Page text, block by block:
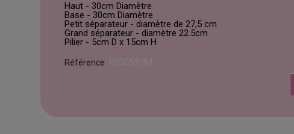
Haut - 30cm Diamètre
Base - 30cm Diamètre
Petit séparateur - diamètre de 27,5 cm
Grand séparateur - diamètre 22.5cm
Pilier - 5cm D x 15cm H
Référence